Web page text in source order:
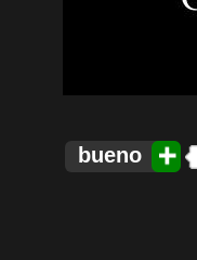
bueno